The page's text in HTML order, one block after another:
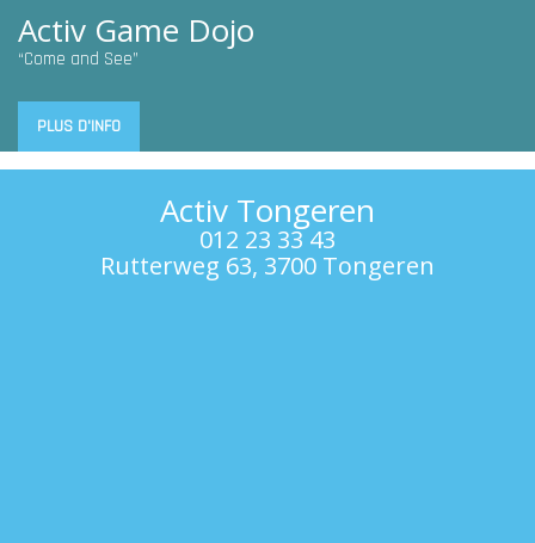
Activ Game Dojo
“Come and See”
PLUS D'INFO
Activ Tongeren
012 23 33 43
Rutterweg 63, 3700 Tongeren